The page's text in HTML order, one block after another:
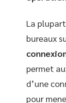
La
bureaux
permet
d’une
pour